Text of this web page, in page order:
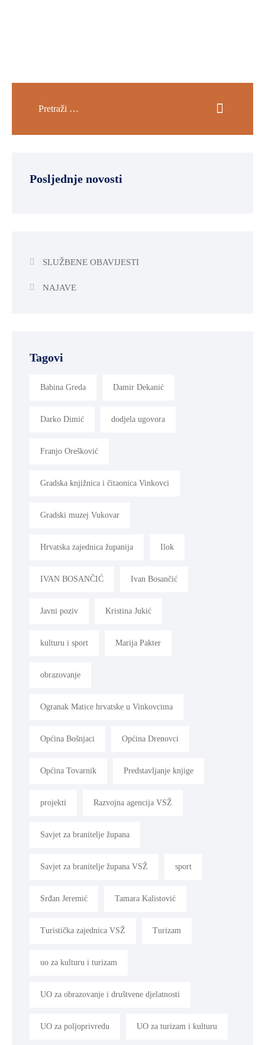
Posljednje novosti
SLUŽBENE OBAVIJESTI
NAJAVE
Tagovi
Babina Greda Damir Dekanić
Darko Dimić dodjela ugovora
Franjo Orešković
Gradska knjižnica i čitaonica Vinkovci
Gradski muzej Vukovar
Hrvatska zajednica županija Ilok
IVAN BOSANČIĆ Ivan Bosančić
Javni poziv Kristina Jukić
kulturu i sport Marija Pakter
obrazovanje
Ogranak Matice hrvatske u Vinkovcima
Općina Bošnjaci Općina Drenovci
Općina Tovarnik Predstavljanje knjige
projekti Razvojna agencija VSŽ
Savjet za branitelje župana
Savjet za branitelje župana VSŽ sport
Srđan Jeremić Tamara Kalistović
Turistička zajednica VSŽ Turizam
uo za kulturu i turizam
UO za obrazovanje i društvene djelatnosti
UO za poljoprivredu UO za turizam i kulturu